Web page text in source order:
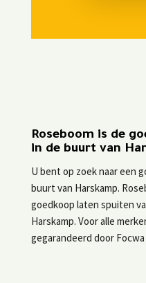
Roseboom is de
in de buurt van
U bent op zoek naar een
buurt van Harskamp.
goedkoop laten spuiten
Harskamp. Voor alle
gegarandeerd door